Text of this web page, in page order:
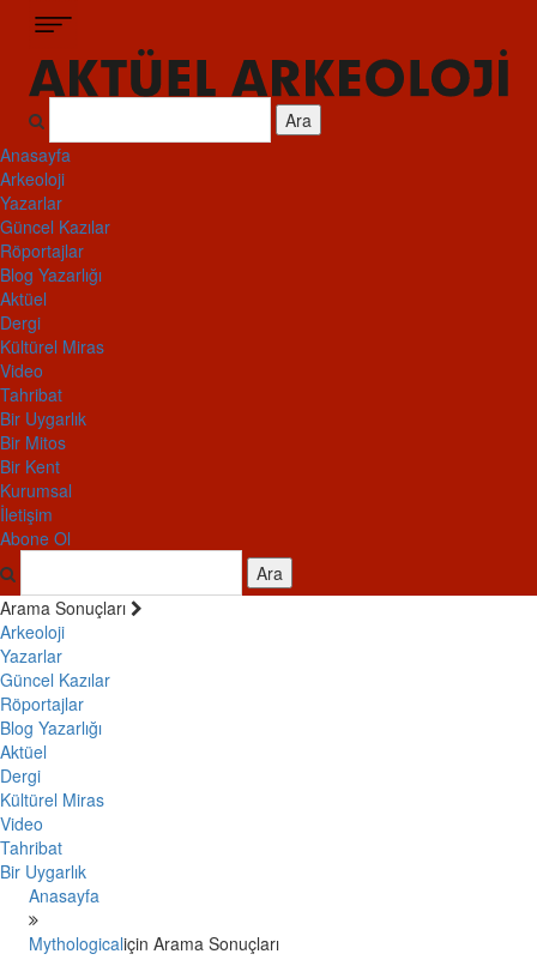
Ara
Anasayfa
Arkeoloji
Yazarlar
Güncel Kazılar
Röportajlar
Blog Yazarlığı
Aktüel
Dergi
Kültürel Miras
Video
Tahribat
Bir Uygarlık
Bir Mitos
Bir Kent
Kurumsal
İletişim
Abone Ol
Ara
Arama Sonuçları
Arkeoloji
Yazarlar
Güncel Kazılar
Röportajlar
Blog Yazarlığı
Aktüel
Dergi
Kültürel Miras
Video
Tahribat
Bir Uygarlık
Anasayfa
Mythologicaliçin Arama Sonuçları